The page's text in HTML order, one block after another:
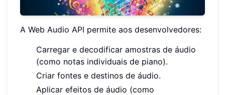
A Web Audio API permite aos desenvolvedores:
Carregar e decodificar amostras de áudio
(como notas individuais de piano).
Criar fontes e destinos de áudio.
Aplicar efeitos de áudio (como